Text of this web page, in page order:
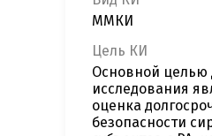
ММКИ
Цель КИ
Основной целью
исследования
оценка
безопасности